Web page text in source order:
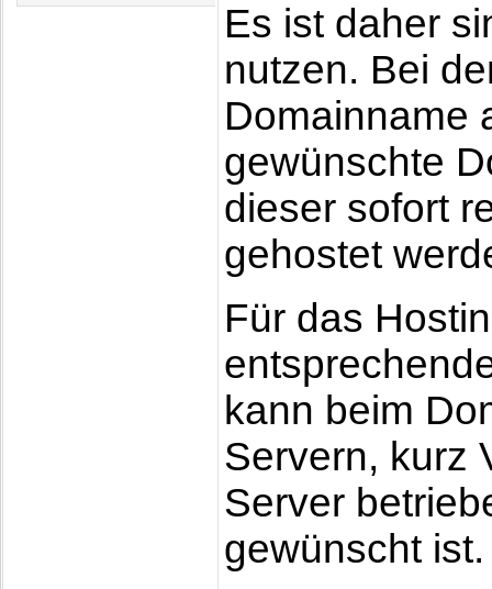
Es ist daher
nutzen. Bei
Domainname
gewünschte
dieser sofort
gehostet
Für das
kann beim
Servern, kurz
Server
gewünscht